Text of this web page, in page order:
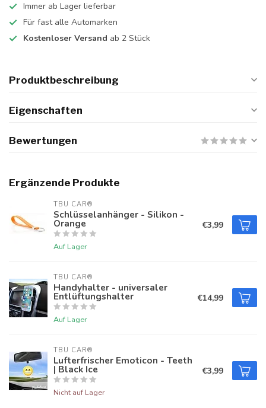
Immer ab Lager lieferbar
Für fast alle Automarken
Kostenloser Versand ab 2 Stück
Produktbeschreibung
Eigenschaften
Bewertungen
Ergänzende Produkte
TBU CAR®
Schlüsselanhänger - Silikon -
Orange
Auf Lager
€3,99
TBU CAR®
Handyhalter - universaler
Entlüftungshalter
Auf Lager
€14,99
TBU CAR®
Lufterfrischer Emoticon - Teeth
| Black Ice
Nicht auf Lager
€3,99